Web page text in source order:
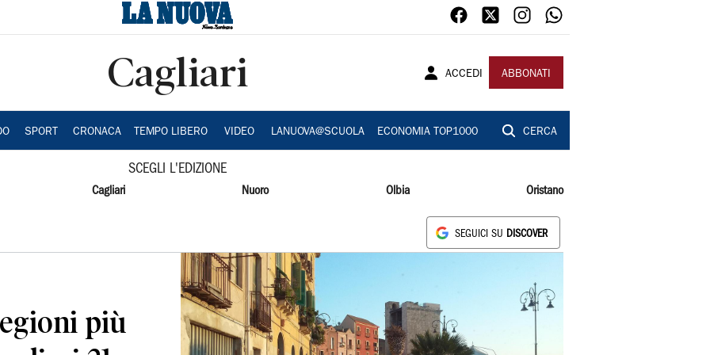
Cagliari ACCEDI ABBONATI
SPORT CRONACA TEMPO LIBERO VIDEO LANUOVA@SCUOLA ECONOMIA TOP1000 CERCA
SCEGLI L'EDIZIONE
Cagliari Nuoro Olbia Oristano
SEGUICI SU DISCOVER
più